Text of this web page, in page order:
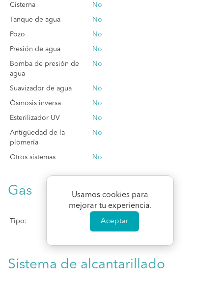
Cisterna No
Tanque de agua No
Pozo No
Presión de agua No
Bomba de presión de
agua
No
Suavizador de agua No
Ósmosis inversa No
Esterilizador UV No
Antigüedad de la
plomería
No
Otros sistemas No
Gas
Tipo:
Sistema de alcantarillado
Usamos cookies para
mejorar tu experiencia.
Aceptar